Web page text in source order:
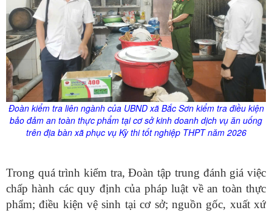
Đoàn kiểm tra liên ngành của UBND xã Bắc Sơn kiểm tra điều kiện
bảo đảm an toàn thực phẩm tại cơ sở kinh doanh dịch vụ ăn uống
trên địa bàn xã phục vụ Kỳ thi tốt nghiệp THPT năm 2026
Trong quá trình kiểm tra, Đoàn tập trung đánh giá việc
chấp hành các quy định của pháp luật về an toàn thực
phẩm; điều kiện vệ sinh tại cơ sở; nguồn gốc, xuất xứ